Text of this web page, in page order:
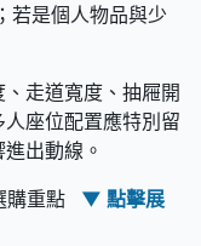
；若是個人物品與少
走道寬度、抽屜開
座位配置應特別留
出動線。
購重點
▼ 點擊展